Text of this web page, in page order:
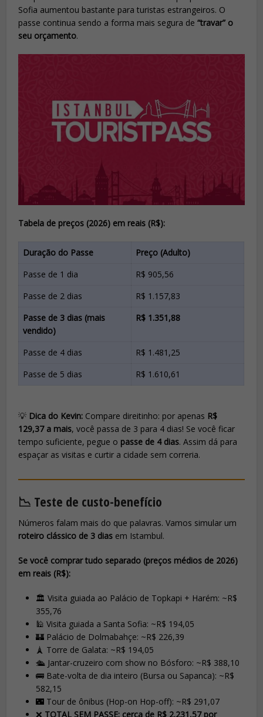
Sofia aumentou bastante para turistas estrangeiros. O
passe continua sendo a forma mais segura de“travar” o
seu orçamento.
Tabela de preços (2026) em reais (R$):
Duração do Passe
Preço (Adulto)
Passe de 1 dia
R$ 905,56
Passe de 2 dias
R$ 1.157,83
Passe de 3 dias (mais
vendido)
R$ 1.351,88
Passe de 4 dias
R$ 1.481,25
Passe de 5 dias
R$ 1.610,61
💡 Dica do Kevin: Compare direitinho: por apenas R$
129,37 a mais, você passa de 3 para 4 dias! Se você ficar
tempo suficiente, pegue o passe de 4 dias. Assim dá para
espaçar as visitas e curtir a cidade sem correria.
📉 Teste de custo-benefício
Números falam mais do que palavras. Vamos simular um
roteiro clássico de 3 dias em Istambul.
Se você comprar tudo separado (preços médios de 2026)
em reais (R$):
🏛️ Visita guiada ao Palácio de Topkapi + Harém: ~R$
355,76
🕌 Visita guiada a Santa Sofia: ~R$ 194,05
🏰 Palácio de Dolmabahçe: ~R$ 226,39
🗼 Torre de Galata: ~R$ 194,05
🛳️ Jantar-cruzeiro com show no Bósforo: ~R$ 388,10
🚌 Bate-volta de dia inteiro (Bursa ou Sapanca): ~R$
582,15
🌃 Tour de ônibus (Hop-on Hop-off): ~R$ 291,07
❌ TOTAL SEM PASSE: cerca de R$ 2.231,57 por